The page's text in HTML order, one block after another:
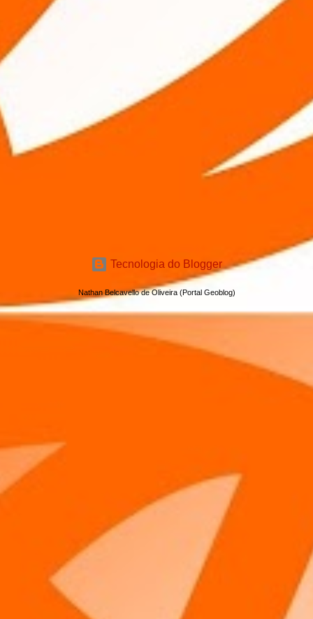
Tecnologia do Blogger
Nathan Belcavello de Oliveira (Portal Geoblog)